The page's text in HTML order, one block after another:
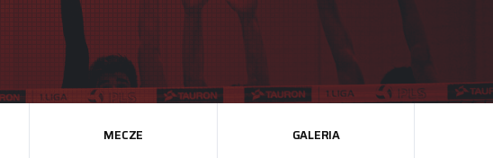
MECZE GALERIA